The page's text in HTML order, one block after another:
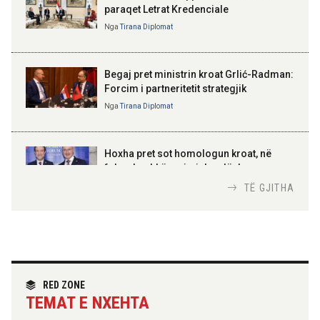
Kosovë!
100-vjetori i themelimit të
Urdhrit të Skënderbeut
paraqet Letrat Kredenciale
Nga Tirana Diplomat
Begaj pret ministrin kroat Grlić-Radman:
Forcim i partneritetit strategjik
Nga Tirana Diplomat
Hoxha pret sot homologun kroat, në
fokus bashkëpunimi dypalësh
partneritetit strategjik
TË GJITHA
RED ZONE
TEMAT E NXEHTA